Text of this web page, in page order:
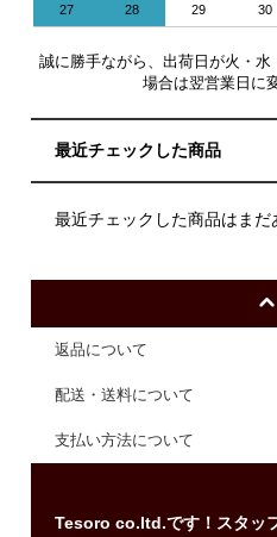
27 28 29 30
誠に勝手ながら、出荷日が火・
場合は翌営業日に
最近チェックした商品
最近チェックした商品はまだ
返品について
配送・送料について
支払い方法について
Tesoro co.ltd.です！スタッ